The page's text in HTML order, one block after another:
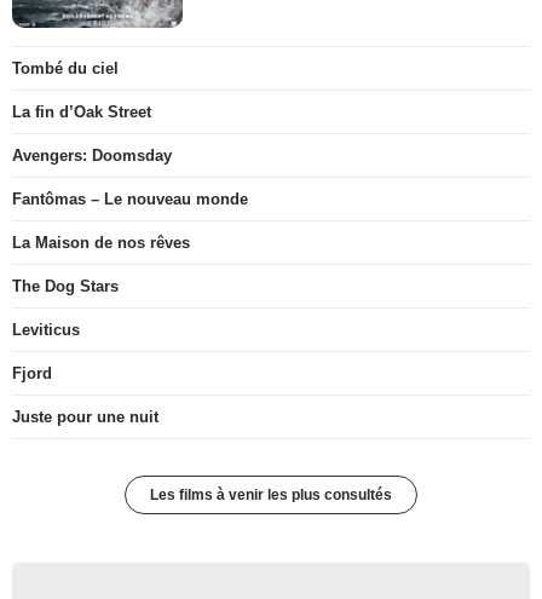
Tombé du ciel
La fin d’Oak Street
Avengers: Doomsday
Fantômas – Le nouveau monde
La Maison de nos rêves
The Dog Stars
Leviticus
Fjord
Juste pour une nuit
Les films à venir les plus consultés